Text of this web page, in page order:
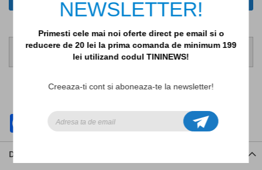
NEWSLETTER!
Primesti cele mai noi oferte direct pe email si o
reducere de 20 lei la prima comanda de minimum 199
lei utilizand codul TININEWS!
Creeaza-ti cont si aboneaza-te la newsletter!
Comanda pana la ora 14:00, pentru ca produsele sa fie
expediate in aceeasi zi lucratoare!
ADAUGATI LA LISTA DE DORINTE
FacebookWhatsApp
Detalii